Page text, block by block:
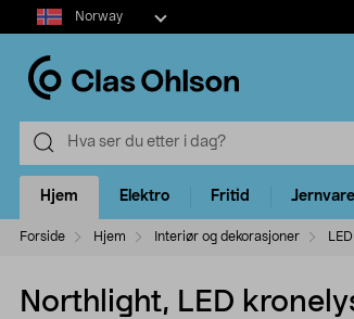
Select
market
Norway
Hjem Elektro Fritid Jernvare
Forside Hjem Interiør og dekorasjoner
Northlight, LED